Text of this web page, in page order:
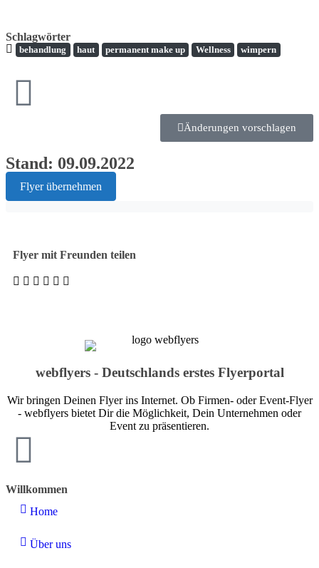
Schlagwörter
behandlung haut permanent make up Wellness wimpern
Änderungen vorschlagen
Stand: 09.09.2022
Flyer übernehmen
Flyer mit Freunden teilen
webflyers - Deutschlands erstes Flyerportal
Wir bringen Deinen Flyer ins Internet. Ob Firmen- oder Event-Flyer
- webflyers bietet Dir die Möglichkeit, Dein Unternehmen oder
Event zu präsentieren.
Willkommen
Home
Über uns